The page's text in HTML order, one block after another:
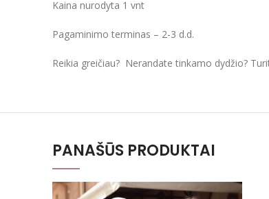
Kaina nurodyta 1 vnt
Pagaminimo terminas – 2-3 d.d.
Reikia greičiau? Nerandate tinkamo dydžio?
PANAŠŪS PRODUKTAI